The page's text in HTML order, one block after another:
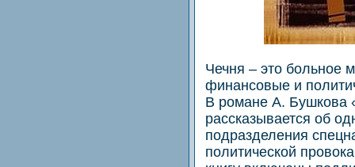
Чечня – это больное
финансовые и
В романе А. Бушкова
рассказывается об
подразделения
политической